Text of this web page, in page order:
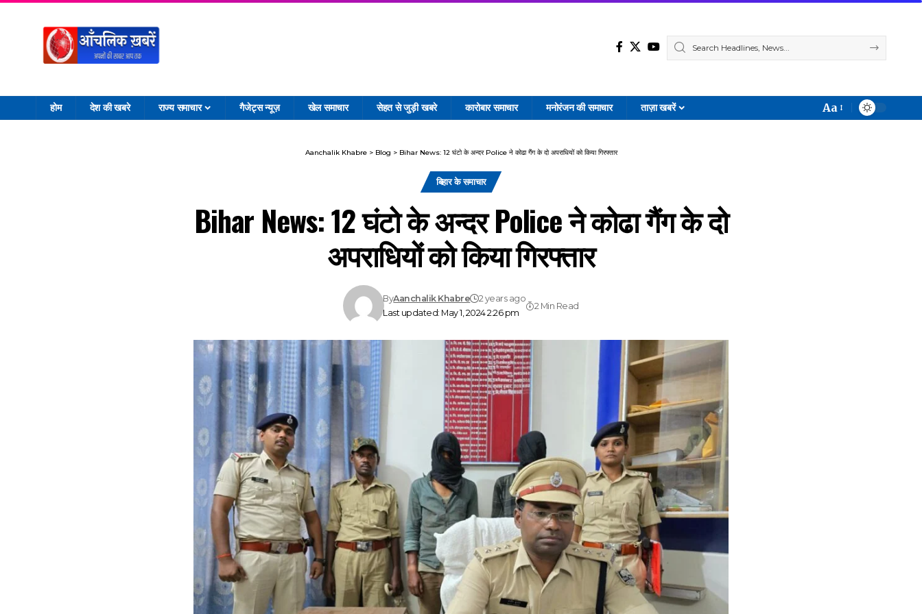
होम देश की खबरे राज्य समाचार गैजेट्स न्यूज़ खेल समाचार सेहत से जुड़ी खबरे कारोबार समाचार मनोरंजन की समाचार ताज़ा खबरें
Font
Aa
Aanchalik Khabre> Blog > Bihar News: 12 घंटो के अन्दर Police ने कोढा गैंग के दो अपराधियों को किया गिरफ्तार
बिहार के समाचार
Bihar News: 12 घंटो के अन्दर Police ने कोढा गैंग के दो
अपराधियों को किया गिरफ्तार
Last updated: May 1, 2024 2:26 pm
ByAanchalik Khabre 2 years ago
2 Min Read